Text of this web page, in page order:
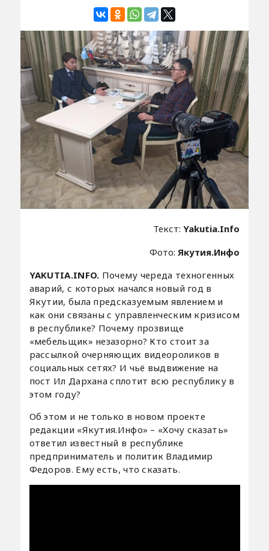
Текст:Yakutia.Info
Фото: Якутия.Инфо
YAKUTIA.INFO. Почему череда техногенных
аварий, с которых начался новый год в
Якутии, была предсказуемым явлением и
как они связаны с управленческим кризисом
в республике? Почему прозвище
«мебельщик» незазорно? Кто стоит за
рассылкой очерняющих видеороликов в
социальных сетях? И чьё выдвижение на
пост Ил Дархана сплотит всю республику в
этом году?
Об этом и не только в новом проекте
редакции «Якутия.Инфо» – «Хочу сказать»
ответил известный в республике
предприниматель и политик Владимир
Федоров. Ему есть, что сказать.